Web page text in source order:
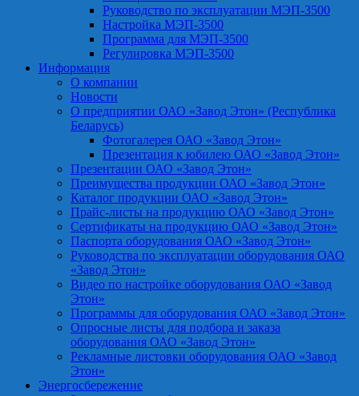
Руководство по эксплуатации МЭП-3500
Настройка МЭП-3500
Программа для МЭП-3500
Регулировка МЭП-3500
Информация
О компании
Новости
О предприятии ОАО «Завод Этон» (Республика
Беларусь)
Фотогалерея ОАО «Завод Этон»
Презентация к юбилею ОАО «Завод Этон»
Презентации ОАО «Завод Этон»
Преимущества продукции ОАО «Завод Этон»
Каталог продукции ОАО «Завод Этон»
Прайс-листы на продукцию ОАО «Завод Этон»
Сертификаты на продукцию ОАО «Завод Этон»
Паспорта оборудования ОАО «Завод Этон»
Руководства по эксплуатации оборудования ОАО
«Завод Этон»
Видео по настройке оборудования ОАО «Завод
Этон»
Программы для оборудования ОАО «Завод Этон»
Опросные листы для подбора и заказа
оборудования ОАО «Завод Этон»
Рекламные листовки оборудования ОАО «Завод
Этон»
Энергосбережение